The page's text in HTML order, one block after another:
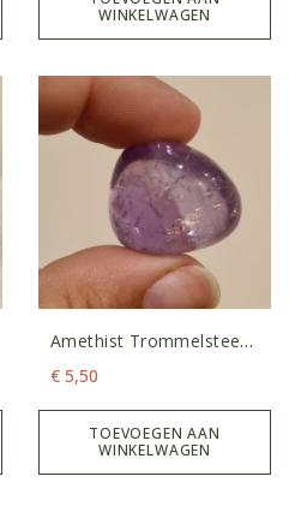
WINKELWAGEN
Amethist Trommelsteen
S
€ 5,50
TOEVOEGEN AAN
WINKELWAGEN